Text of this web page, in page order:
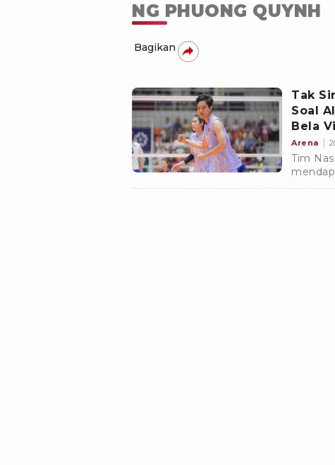
NG PHUONG QUYNH
Bagikan
Tak
Soal
Bela
Arena
Tim
pemain